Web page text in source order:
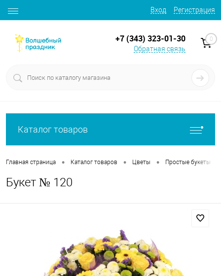
Вход Регистрация
+7 (343) 323-01-30
Обратная связь
0
Каталог товаров
Главная страница • Каталог товаров • Цветы • Простые букеты
Букет № 120